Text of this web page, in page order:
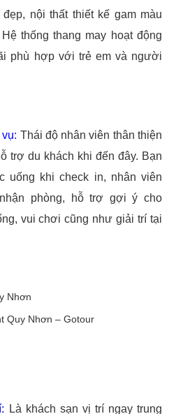
nội thất thiết kế gam màu
thống thang may hoạt động
phù hợp với trẻ em và người
Thái độ nhân viên thân thiện
trợ du khách khi đến đây. Bạn
uống khi check in, nhân viên
phòng, hỗ trợ gợi ý cho
vui chơi cũng như giải trí tại
Quy Nhơn – Gotour
Là khách sạn vị trí ngay trung